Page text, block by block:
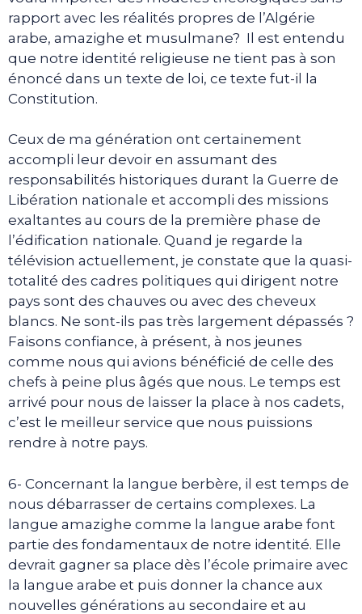
rapport avec les réalités propres de l’Algérie
arabe, amazighe et musulmane? Il est entendu
que notre identité religieuse ne tient pas à son
énoncé dans un texte de loi, ce texte fut-il la
Constitution.
Ceux de ma génération ont certainement
accompli leur devoir en assumant des
responsabilités historiques durant la Guerre de
Libération nationale et accompli des missions
exaltantes au cours de la première phase de
l’édification nationale. Quand je regarde la
télévision actuellement, je constate que la quasi-
totalité des cadres politiques qui dirigent notre
pays sont des chauves ou avec des cheveux
blancs. Ne sont-ils pas très largement dépassés ?
Faisons confiance, à présent, à nos jeunes
comme nous qui avions bénéficié de celle des
chefs à peine plus âgés que nous. Le temps est
arrivé pour nous de laisser la place à nos cadets,
c’est le meilleur service que nous puissions
rendre à notre pays.
6- Concernant la langue berbère, il est temps de
nous débarrasser de certains complexes. La
langue amazighe comme la langue arabe font
partie des fondamentaux de notre identité. Elle
devrait gagner sa place dès l’école primaire avec
la langue arabe et puis donner la chance aux
nouvelles générations au secondaire et au